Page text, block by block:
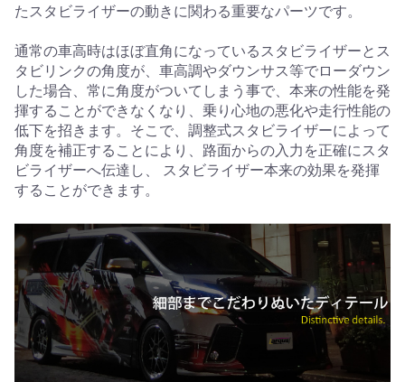
たスタビライザーの動きに関わる重要なパーツです。
通常の車高時はほぼ直角になっているスタビライザーとス
タビリンクの角度が、車高調やダウンサス等でローダウン
した場合、常に角度がついてしまう事で、本来の性能を発
揮することができなくなり、乗り心地の悪化や走行性能の
低下を招きます。そこで、調整式スタビライザーによって
角度を補正することにより、路面からの入力を正確にスタ
ビライザーへ伝達し、 スタビライザー本来の効果を発揮
することができます。